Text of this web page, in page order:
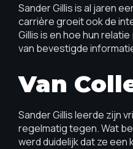
Sander Gillis is al jaren
carrière groeit ook de
Gillis is en hoe hun
van bevestigde
Van
Sander Gillis leerde zijn
regelmatig tegen. Wat
werd duidelijk dat ze een